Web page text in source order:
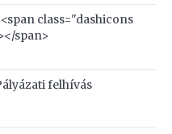
class="dashicons
span>
felhívás